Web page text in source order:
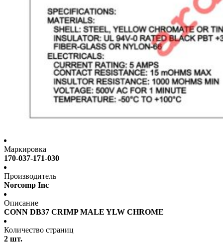
Маркировка
170-037-171-030
Производитель
Norcomp Inc
Описание
CONN DB37 CRIMP MALE YLW CHROME
Количество страниц
2 шт.